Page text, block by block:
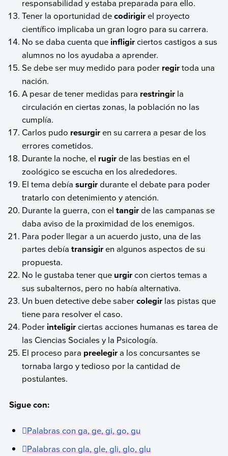
responsabilidad y estaba preparada para ello.
Tener la oportunidad decodirigirel proyecto
científico implicaba un gran logro para su carrera.
No se daba cuenta que infligirciertos castigos a sus
alumnos no los ayudaba a aprender.
Se debe ser muy medido para poder regirtoda una
nación.
A pesar de tener medidas para restringir la
circulación en ciertas zonas, la población no las
cumplía.
Carlos pudo resurgiren su carrera a pesar de los
errores cometidos.
Durante la noche, el rugirde las bestias en el
zoológico se escucha en los alrededores.
El tema debíasurgirdurante el debate para poder
tratarlo con detenimiento y atención.
Durante la guerra, con eltangirde las campanas se
daba aviso de la proximidad de los enemigos.
Para poder llegar a un acuerdo justo, una de las
partes debíatransigiren algunos aspectos de su
propuesta.
No le gustaba tener que urgircon ciertos temas a
sus subalternos, pero no había alternativa.
Un buen detective debe sabercolegir las pistas que
tiene para resolver el caso.
Poder inteligirciertas acciones humanas es tarea de
las Ciencias Sociales y la Psicología.
El proceso para preelegira los concursantes se
tornaba largo y tedioso por la cantidad de
postulantes.
Sigue con:
Palabras con ga, ge, gi, go, gu
Palabras con gla, gle, gli, glo, glu